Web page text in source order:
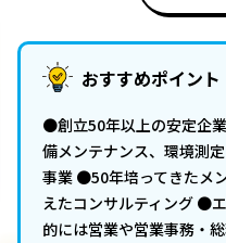
おすすめポイント
●創立50年以上の安定企
備メンテナンス、環境測
事業 ●50年培ってきたメ
えたコンサルティング ●
的には営業や営業事務・